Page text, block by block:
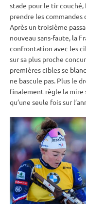
stade pour le tircouché,
prendre les commandes
Après un troisième
nouveau sans-faute, la
confrontation avec les
sur sa plus proche
premières cibles se
ne bascule pas. Plus le
finalement règle la mire
qu’une seule fois sur